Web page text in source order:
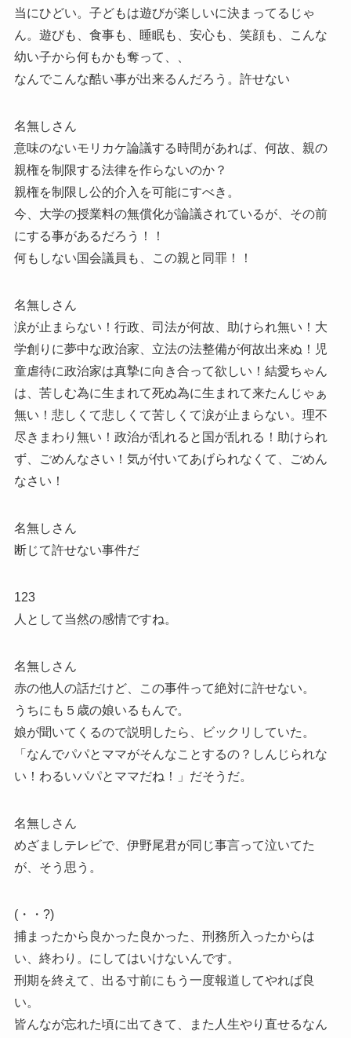
当にひどい。子どもは遊びが楽しいに決まってるじゃ
ん。遊びも、食事も、睡眠も、安心も、笑顔も、こんな
幼い子から何もかも奪って、、
なんでこんな酷い事が出来るんだろう。許せない
名無しさん
意味のないモリカケ論議する時間があれば、何故、親の
親権を制限する法律を作らないのか？
親権を制限し公的介入を可能にすべき。
今、大学の授業料の無償化が論議されているが、その前
にする事があるだろう！！
何もしない国会議員も、この親と同罪！！
名無しさん
涙が止まらない！行政、司法が何故、助けられ無い！大
学創りに夢中な政治家、立法の法整備が何故出来ぬ！児
童虐待に政治家は真摯に向き合って欲しい！結愛ちゃん
は、苦しむ為に生まれて死ぬ為に生まれて来たんじゃぁ
無い！悲しくて悲しくて苦しくて涙が止まらない。理不
尽きまわり無い！政治が乱れると国が乱れる！助けられ
ず、ごめんなさい！気が付いてあげられなくて、ごめん
なさい！
名無しさん
断じて許せない事件だ
123
人として当然の感情ですね。
名無しさん
赤の他人の話だけど、この事件って絶対に許せない。
うちにも５歳の娘いるもんで。
娘が聞いてくるので説明したら、ビックリしていた。
「なんでパパとママがそんなことするの？しんじられな
い！わるいパパとママだね！」だそうだ。
名無しさん
めざましテレビで、伊野尾君が同じ事言って泣いてた
が、そう思う。
(・・?)
捕まったから良かった良かった、刑務所入ったからは
い、終わり。にしてはいけないんです。
刑期を終えて、出る寸前にもう一度報道してやれば良
い。
皆んなが忘れた頃に出てきて、また人生やり直せるなん